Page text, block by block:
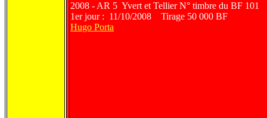
2008 - AR 5 Yvert et Tellier N° timbre du BF 101
1er jour : 11/10/2008 Tirage 50 000 BF
Hugo Porta